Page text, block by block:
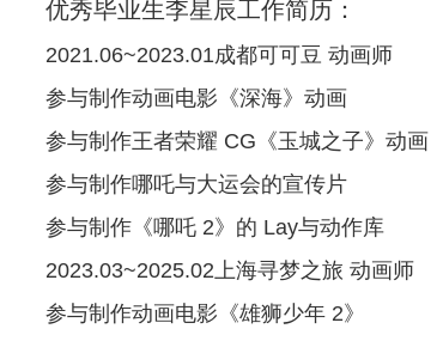
优秀毕业生李星辰工作简历：
2021.06~2023.01成都可可豆 动画师
参与制作动画电影《深海》动画
参与制作王者荣耀 CG 《玉城之子》动画
参与制作哪吒与大运会的宣传片
参与制作《哪吒 2》的 Lay与动作库
2023.03~2025.02 上海寻梦之旅 动画师
参与制作动画电影《雄狮少年 2》